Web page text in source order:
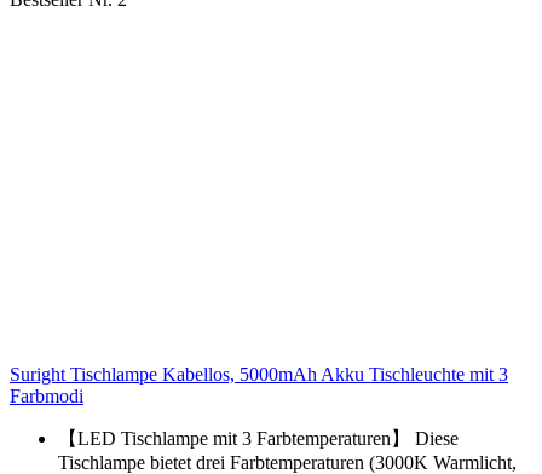
Suright Tischlampe Kabellos, 5000mAh Akku Tischleuchte mit 3
Farbmodi
【LED Tischlampe mit 3 Farbtemperaturen】 Diese
Tischlampe bietet drei Farbtemperaturen (3000K Warmlicht,